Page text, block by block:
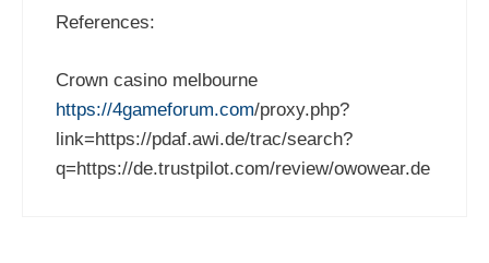
References:
Crown casino melbourne
https://4gameforum.com/proxy.php?
link=https://pdaf.awi.de/trac/search?
q=https://de.trustpilot.com/review/owowear.de